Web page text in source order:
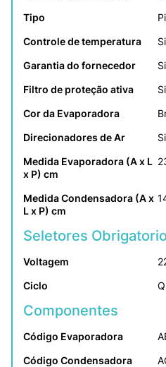
Tipo
Controle de temperatura
Garantia do fornecedor
Filtro de proteção ativa
Cor da Evaporadora
Direcionadores de Ar
Medida Evaporadora (A x L
x P) cm
Medida Condensadora (A x
L x P) cm
Seletores
Voltagem
Ciclo
Componentes
Código Evaporadora
Código Condensadora